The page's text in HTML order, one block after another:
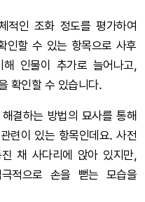
적인 조화 정도를 평가하여
인할 수 있는 항목으로 사후
인물이 추가로 늘어나고,
확인할 수 있습니다.
결하는 방법의 묘사를 통해
련이 있는 항목인데요. 사전
채 사다리에 앉아 있지만,
적으로 손을 뻗는 모습을